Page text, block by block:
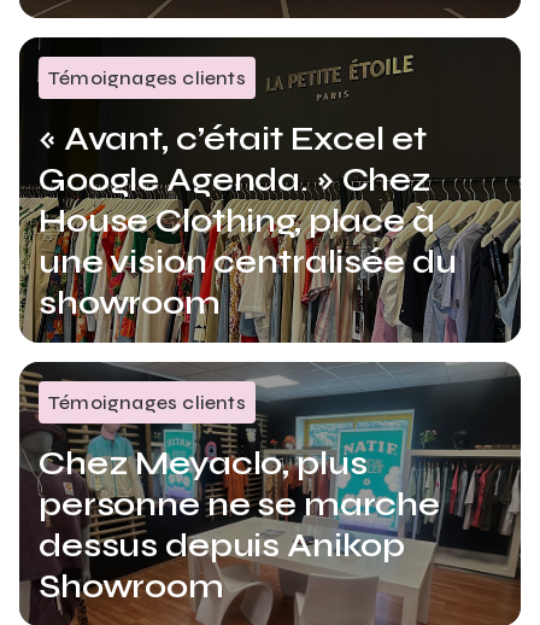
Témoignages clients
« Avant, c’était Excel et
Google Agenda. » Chez
House Clothing, place à
une vision centralisée du
showroom
Témoignages clients
Chez Meyaclo, plus
personne ne se marche
dessus depuis Anikop
Showroom